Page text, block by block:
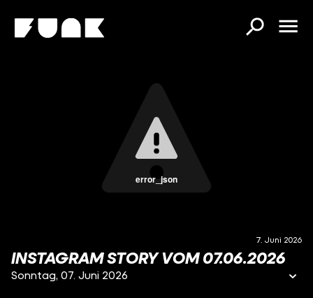
error_json
7. Juni 2026
INSTAGRAM STORY VOM 07.06.2026
Sonntag, 07. Juni 2026